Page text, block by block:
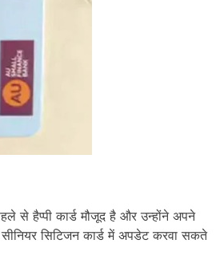
से हैप्पी कार्ड मौजूद है और उन्होंने अपने
सीनियर सिटिजन कार्ड में अपडेट करवा सकते